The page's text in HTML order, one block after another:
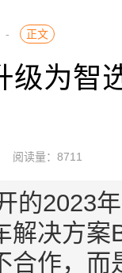
- 正文
级为智
阅读量：8711
的2023
解决方案
合作，